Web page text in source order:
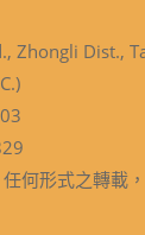
Zhongli Dist.,
何形式之轉載